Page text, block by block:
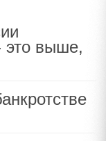
это выше,